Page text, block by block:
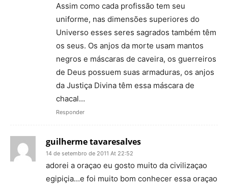
Assim como cada profissão tem seu
uniforme, nas dimensões superiores do
Universo esses seres sagrados também têm
os seus. Os anjos da morte usam mantos
negros e máscaras de caveira, os guerreiros
de Deus possuem suas armaduras, os anjos
da Justiça Divina têm essa máscara de
chacal…
Responder
guilherme tavaresalves
14 de setembro de 2011 At 22:52
adorei a oraçao eu gosto muito da civilizaçao
egipiçia…e foi muito bom conhecer essa oraçao